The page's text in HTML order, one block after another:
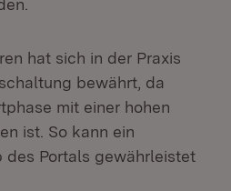
hat sich in der Praxis
bewährt, da
mit einer hohen
ist. So kann ein
des Portals gewährleistet